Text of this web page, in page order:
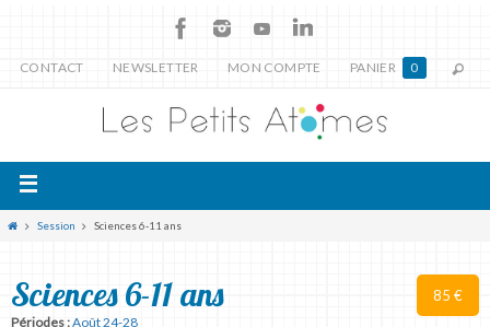
CONTACT NEWSLETTER MON COMPTE PANIER 0
Session Sciences 6-11 ans
85 €
Sciences 6-11 ans
Périodes :Août 24-28